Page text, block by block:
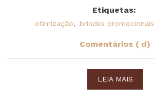
Etiquetas:
otimização, brindes promocionais
Comentários ( d)
LEIA MAIS